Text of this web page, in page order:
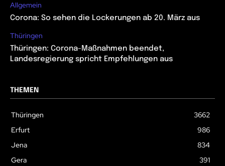
Allgemein
Corona: So sehen die Lockerungen ab 20. März aus
Thüringen
Thüringen: Corona-Maßnahmen beendet,
Landesregierung spricht Empfehlungen aus
THEMEN
Thüringen
3662
Erfurt
986
Jena
834
Gera
391